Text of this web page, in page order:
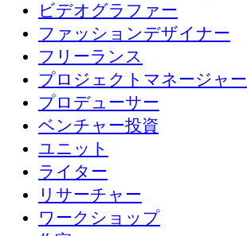
ビデオグラファー
ファッションデザイナー
フリーランス
プロジェクトマネージャー
プロデューサー
ベンチャー投資
ユニット
ライター
リサーチャー
ワークショップ